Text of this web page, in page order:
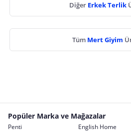
Diğer Erkek Terlik
Tüm Mert Giyim
Popüler Marka ve Mağazalar
Penti English Home